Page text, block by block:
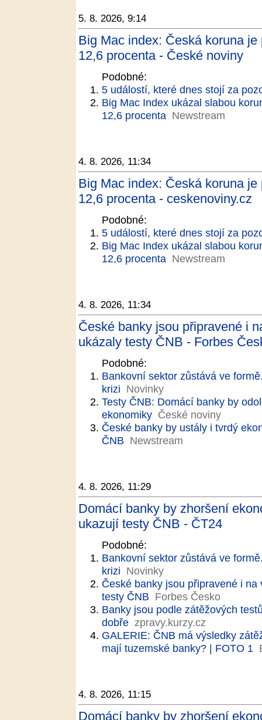
5. 8. 2026, 9:14
Big Mac index: Česká koruna
12,6 procenta - České noviny
Podobné:
5 událostí, které dnes stojí za
Big Mac Index ukázal slabou
12,6 procenta Newstream
4. 8. 2026, 11:34
Big Mac index: Česká koruna
12,6 procenta - ceskenoviny.cz
Podobné:
5 událostí, které dnes stojí za
Big Mac Index ukázal slabou
12,6 procenta Newstream
4. 8. 2026, 11:34
České banky jsou připravené i
ukázaly testy ČNB - Forbes
Podobné:
Bankovní sektor zůstává ve
krizi Novinky
Testy ČNB: Domácí banky by
ekonomiky České noviny
České banky by ustály i tvrdý
ČNB Newstream
4. 8. 2026, 11:29
Domácí banky by zhoršení
ukazují testy ČNB - ČT24
Podobné:
Bankovní sektor zůstává ve
krizi Novinky
České banky jsou připravené i
testy ČNB Forbes Česko
Banky jsou podle zátěžových
dobře zpravy.kurzy.cz
GALERIE: ČNB má výsledky
mají tuzemské banky? | FOTO 1
4. 8. 2026, 11:15
Domácí banky by zhoršení